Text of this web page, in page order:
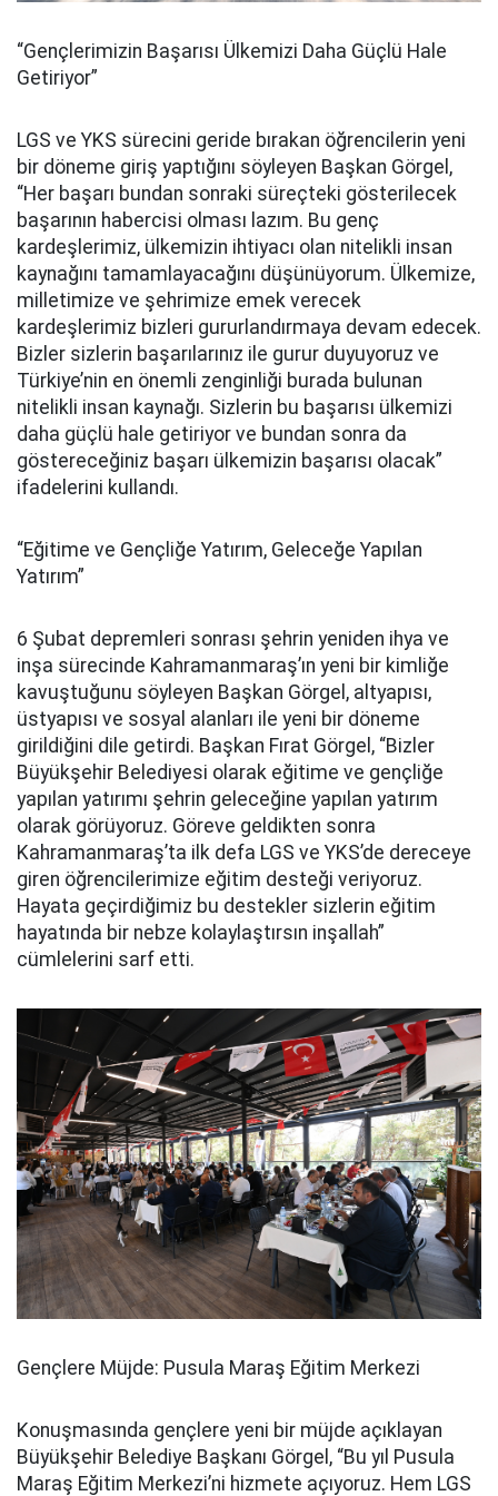
“Gençlerimizin Başarısı Ülkemizi Daha Güçlü Hale
Getiriyor”
LGS ve YKS sürecini geride bırakan öğrencilerin yeni
bir döneme giriş yaptığını söyleyen Başkan Görgel,
“Her başarı bundan sonraki süreçteki gösterilecek
başarının habercisi olması lazım. Bu genç
kardeşlerimiz, ülkemizin ihtiyacı olan nitelikli insan
kaynağını tamamlayacağını düşünüyorum. Ülkemize,
milletimize ve şehrimize emek verecek
kardeşlerimiz bizleri gururlandırmaya devam edecek.
Bizler sizlerin başarılarınız ile gurur duyuyoruz ve
Türkiye’nin en önemli zenginliği burada bulunan
nitelikli insan kaynağı. Sizlerin bu başarısı ülkemizi
daha güçlü hale getiriyor ve bundan sonra da
göstereceğiniz başarı ülkemizin başarısı olacak”
ifadelerini kullandı.
“Eğitime ve Gençliğe Yatırım, Geleceğe Yapılan
Yatırım”
6 Şubat depremleri sonrası şehrin yeniden ihya ve
inşa sürecinde Kahramanmaraş’ın yeni bir kimliğe
kavuştuğunu söyleyen Başkan Görgel, altyapısı,
üstyapısı ve sosyal alanları ile yeni bir döneme
girildiğini dile getirdi. Başkan Fırat Görgel, “Bizler
Büyükşehir Belediyesi olarak eğitime ve gençliğe
yapılan yatırımı şehrin geleceğine yapılan yatırım
olarak görüyoruz. Göreve geldikten sonra
Kahramanmaraş’ta ilk defa LGS ve YKS’de dereceye
giren öğrencilerimize eğitim desteği veriyoruz.
Hayata geçirdiğimiz bu destekler sizlerin eğitim
hayatında bir nebze kolaylaştırsın inşallah”
cümlelerini sarf etti.
Gençlere Müjde: Pusula Maraş Eğitim Merkezi
Konuşmasında gençlere yeni bir müjde açıklayan
Büyükşehir Belediye Başkanı Görgel, “Bu yıl Pusula
Maraş Eğitim Merkezi’ni hizmete açıyoruz. Hem LGS